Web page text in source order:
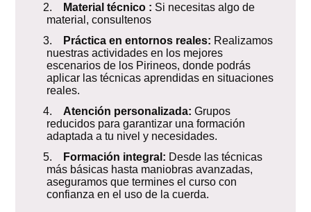
2.
Material técnico : Si necesitas algo de
material, consultenos
3.
Práctica en entornos reales: Realizamos
nuestras actividades en los mejores
escenarios de los Pirineos, donde podrás
aplicar las técnicas aprendidas en situaciones
reales.
4. Atención personalizada: Grupos
reducidos para garantizar una formación
adaptada a tu nivel y necesidades.
5.
Formación integral: Desde las técnicas
más básicas hasta maniobras avanzadas,
aseguramos que termines el curso con
confianza en el uso de la cuerda.